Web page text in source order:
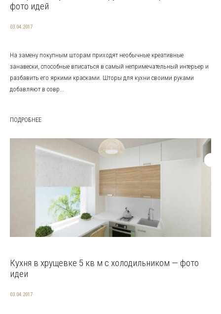
фото идей
03.04.2017
На замену покупным шторам приходят необычные креативные
занавески, способные вписаться в самый непримечательный интерьер и
разбавить его яркими красками. Шторы для кухни своими руками
добавляют в совр...
ПОДРОБНЕЕ
Кухня в хрущевке 5 кв м с холодильником — фото
идеи
03.04.2017